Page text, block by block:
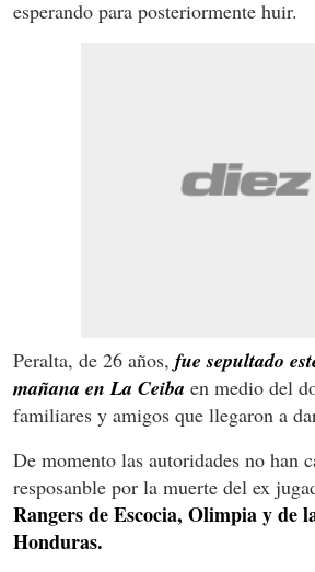
esperando para posteriormente huir.
Peralta, de 26 años, fue sepultado
mañana en La Ceiba en medio del
familiares y amigos que llegaron a
De momento las autoridades no han
resposanble por la muerte del ex
Rangers de Escocia, Olimpia y de
Honduras.